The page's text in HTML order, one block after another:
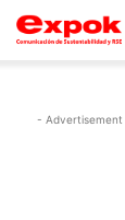
- Advertisement